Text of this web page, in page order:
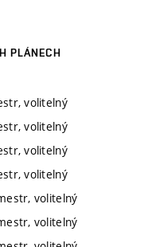
PLÁNECH
volitelný
volitelný
volitelný
volitelný
volitelný
volitelný